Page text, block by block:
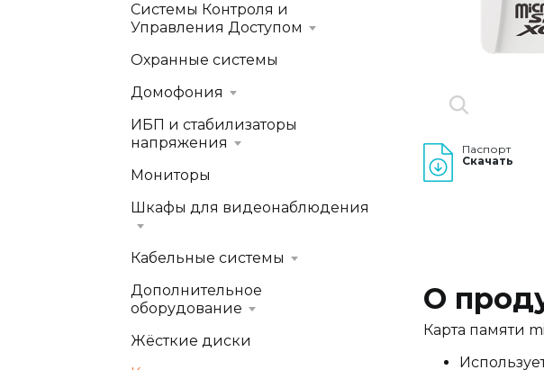
Паспорт
Скачать
О
Карта памяти
Системы Контроля и
Управления Доступом
Охранные системы
Домофония
ИБП и стабилизаторы
напряжения
Мониторы
Шкафы для видеонаблюдения
Кабельные системы
Дополнительное
оборудование
Жёсткие диски